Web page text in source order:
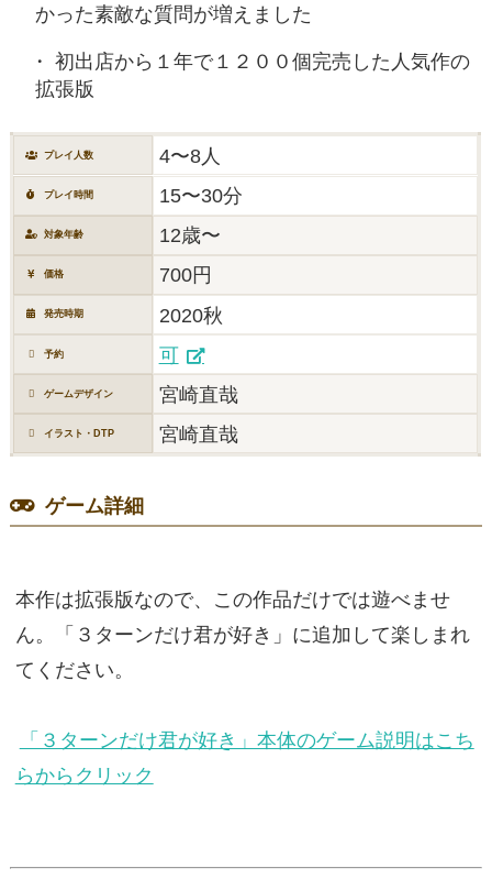
かった素敵な質問が増えました
初出店から１年で１２００個完売した人気作の
拡張版
プレイ人数 4〜8人
プレイ時間 15〜30分
対象年齢 12歳〜
価格 700円
発売時期 2020秋
予約 可
ゲームデザイン 宮崎直哉
イラスト・DTP 宮崎直哉
ゲーム詳細
本作は拡張版なので、この作品だけでは遊べませ
ん。「３ターンだけ君が好き」に追加して楽しまれ
てください。
「３ターンだけ君が好き」本体のゲーム説明はこち
らからクリック